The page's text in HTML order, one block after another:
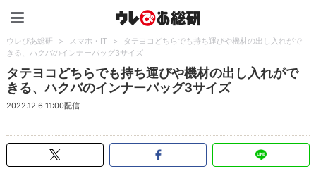
ウレぴあ総研 > スマホ・IT >
タテヨコどちらでも持ち運びや機材の出し入れがで
きる、ハクバのインナーバッグ3サイズ
タテヨコどちらでも持ち運びや機材の出し入れがで
きる、ハクバのインナーバッグ3サイズ
2022.12.6 11:00配信